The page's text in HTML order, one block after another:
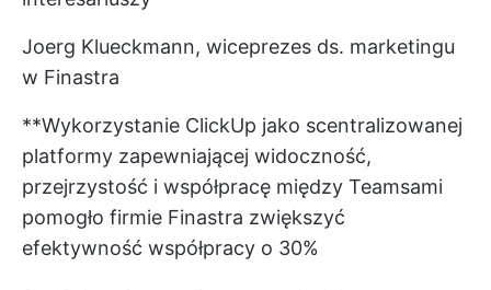
Joerg Klueckmann, wiceprezes ds. marketingu
w Finastra
**Wykorzystanie ClickUp jako scentralizowanej
platformy zapewniającej widoczność,
przejrzystość i współpracę między Teamsami
pomogło firmie Finastra zwiększyć
efektywność współpracy o 30%